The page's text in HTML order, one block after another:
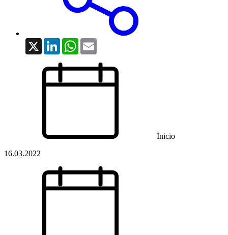
X LinkedInWhatsApp
Inicio
16.03.2022